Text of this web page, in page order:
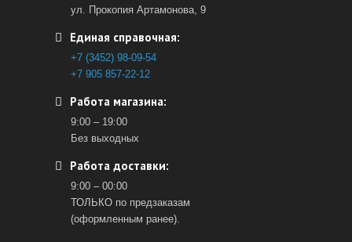
ул. Прокопия Артамонова, 9
Единая справочная:
+7 (3452) 98-09-54
+7 905 857-22-12
Работа магазина:
9:00 – 19:00
Без выходных
Работа доставки:
9:00 – 00:00
ТОЛЬКО по предзаказам
(оформленным ранее).